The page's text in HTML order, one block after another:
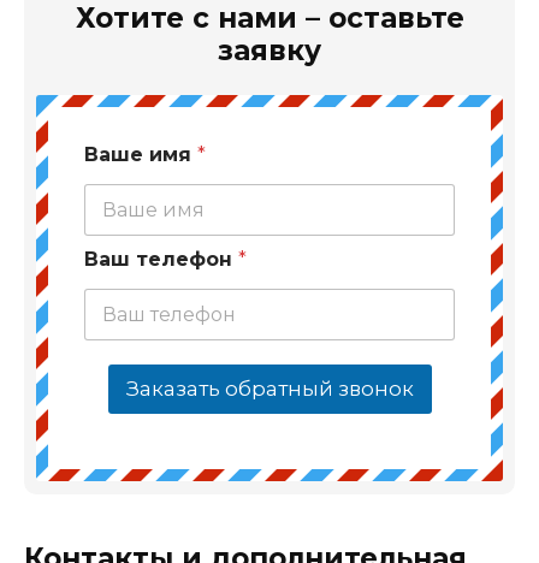
Хотите с нами – оставьте
заявку
Ваше имя *
Ваш телефон *
Заказать обратный звонок